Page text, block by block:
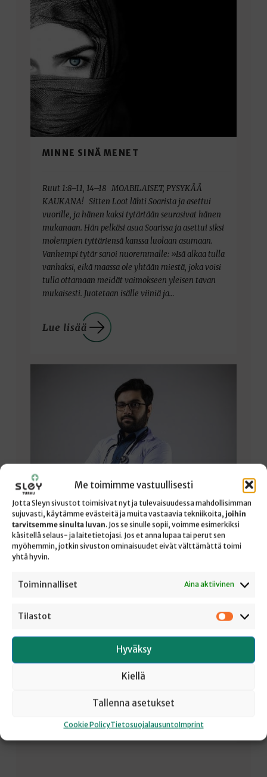
Me toimimme vastuullisesti
Jotta Sleyn sivustot toimisivat nyt ja tulevaisuudessa mahdollisimman
sujuvasti, käytämme evästeitä ja muita vastaavia tekniikoita, joihin
tarvitsemme sinulta luvan. Jos se sinulle sopii, voimme esimerkiksi
käsitellä selaus- ja laitetietojasi. Jos et anna lupaa tai perut sen
myöhemmin, jotkin sivuston ominaisuudet eivät välttämättä toimi
yhtä hyvin.
Toiminnalliset Aina aktiivinen
Tilastot
Tilastot
Hyväksy
Kiellä
Tallenna asetukset
Cookie PolicyTietosuojalausuntoImprint
MINNE SINÄ MENET
Ruut 1:8–11, 14–18 MOABILAISET, PYSYKÄÄ
KAUKANA! Sitten Loot lähti Soarista ja asettui
vuorille, ja hänen kaksi tytärtään seurasivat hänen
mukanaan. Hän pelkäsi asua Soarissa ja asettui siksi
molempien tyttäriensä kanssa luolaan asumaan.
Vanhempi tytär sanoi nuoremmalle: »Isä alkaa tulla
vanhaksi, eikä maassa ole yhtään miestä, joka voisi
tulla ottamaan meidät vaimokseen yleisen tavan
mukaisesti. Juotetaan isälle viiniä ja…
ASIANTUNTIJA LISTAA KAUHEAN
SAIRAUDEN OIREET – KATSO MITEN
VOIT PARANTUA TARTUNNASTA!
Joh 9:1–7, 39–41 Jeesus näki tien sivussa miehen, joka
kysyivät häneltä: ”Rabbi, kuka on tehnyt sen synnin,
hänen vanhempansa?” Jeesus vastasi: ”Ei hän eivätkä
hänen vanhempansa. Niin on tapahtunut, jotta
Jumalan teot tulisivat hänessä julki. Nyt, kun vielä on
päivä, meidän on tehtävä niitä tekoja,…